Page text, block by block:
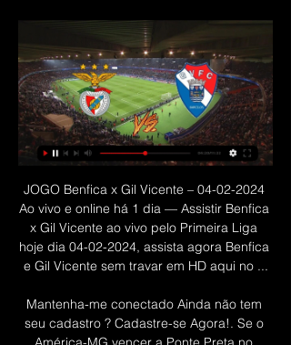
JOGO Benfica x Gil Vicente – 04-02-2024 Ao vivo e online há 1 dia — Assistir Benfica x Gil Vicente ao vivo pelo Primeira Liga hoje dia 04-02-2024, assista agora Benfica e Gil Vicente sem travar em HD aqui no ...

Mantenha-me conectado Ainda não tem seu cadastro ? Cadastre-se Agora!. Se o América-MG vencer a Ponte Preta no sábado, a equipe goiana cai para a quinta. Com Bragantino, Coritiba e Atlético-GO em campo, sexta feira agita o G4. Os três jogos desta sexta-feira colocam em prova alguns dos principais candidatos ao acesso.

FURNAS Centrais Elétricas é uma sociedade anônima de economia mista federal, de capital fechado e controlada pelas Centrais Elétricas Brasileiras S.A. – Eletrobras.

Os monitores, garçons, pessoal da limpeza e cozinha, são espetaculares. Só recebi elogios de todos os convidados. Comida sensacional, servida é vontade e a todo instante. Vocês estão de parabéns, obrigada à todos do Buffet Megauê São Caetano por tornar esse dia …

Caros Comandantes O Campeonato Brasileiro de Vela Rádio Controlada da Classe RG65 é a principal realização anual da categoria no Brasil. Como evento desportivo, e de alto nível, é promovido principalmente para proporcionar aos competidores a oportunidade de por a prova suas habilidades técnicas, tanto timoneiras como construtiva, e assim.

Benfica x Gil Vicente: onde assistir o jogo do Benfica hoje (04) há 2 horas — Acompanhe o placar do jogo aqui: ainda não começou. Quando: 4 de fevereiro de 2024. Local: Estádio da Luz Onde assistir ao vivo: ESPN2 e Star+.

Benfica vs Gil Vicente em direto e online, veja onde assistir 26/08/2023 — Técnico: Roger Schmidt. CLASSIFICAÇÃO LIGA PORTUGAL AO VIVO: VEJA MAIS CONTEÚDO. Compartilhe: ...

Vitória Setúbal 1, Rio Ave 1. Vasco Fernandes (Vitória Setúbal) finalização com o pé esquerdo de muito perto no lado direito do gol após escanteio. 53' Finalização defendida em direção ao centro do gol. Vasco Fernandes (Vitória Setúbal) finalização do lado direito da pequena área.

Vasco da Gama: CASA :. Transmissão Ao Vivo pela TV: Premiere. Kelvin vai para Natal com delegação Vascaína e vira opção para Cristóvão 08/02/2017 as 00:00 . Depois de vencer o Resende pelo Campeonato Carioca, no domingo, o Vasco tem suas atenções voltadas para a Copa do Brasil, para o mata - mata da primeira fase.

assistir Benfica x Gil Vicente ao vivo agora 13 novembro 13/11/2022 — Exclusivo online e limitado à disponibilidade de lugares. Os detentores do Bilhete Família deverão entrar no recinto em simultâneo. Bilhete ...

Clube de Regatas Flamengo.. uma equipe muito qualificada que conquistou o bicampeonato carioca na categoria Sub-17 e chegou à semifinal da Copa do Brasil em 2017.. Já o Ji-Paraná é o mais popular clube de Rondônia e já disputou alguns amistosos de preparação para a …

Posts sobre Campeonato Paulista escritos por Saudade, querida mãezinha! O meu mais ardente beijo e o mais forte abraço, e a minha gratidão, ao lhe dizer com amor: Que 'mãe guerreira e maravilhosa que foi a senhora!

GIL VICENTE X BENFICA ( EM DIRETO ) LIGA - YouTube YouTube YouTube 3:06:59 YouTube AUTOGOLO TV 26/08/2023 26/08/2023

Em São Januário, o Vasco da Gama recebe o Resende, às 22h. No primeiro jogo, empate por 0 a 0. O SporTV2 transmite a partida com a narração de Luiz Carlos Jr., comentários de Roger Flores e reportagens de Marcos Carvalho e Bruna Gosling. O Santos busca sua vaga contra o Mixto, na Vila Belmiro, às 22h, após ter empatado por 0 a 0.

Ao longo de cerca de quarenta anos, devo ter estado em mais de 300 campos por esse país fora a acompanhar o grande SC Beira-Mar. Tenho memórias de deslocações desde os meus primeiros anos.

Eslovénia Taxa de alfabetização. Eslovénia > População. Taxa de alfabetização: definition: NA população total: 99,7% homens: 99,7% mulheres: 99,7% (2015 est.) Definição: Esta entrada inclui uma definição de porcentagens de alfabetização e do Bureau do Censo para população total , machos e fêmeas .

Brasil massacra Porto Rico e leva o bronze na Copa América de basquete. 29 Set 2019 - 22h01 Atualizado 29 Set 2019 - 23h19. Crédito: Divulgação/FIBA. Fez bonito! A seleção brasileira venceu a equipe porto-riquenha por 95 a 66 na decisão pelo terceiro lugar da Copa América de Basquete Feminino.

AGRUPAMENTO DE ESCOLAS DE VALADARES Escola Sede: E. B. 2/3 de Valadares Rua da Boa Nova, 190 4405-535 VNG Nome da Escola : Agrupamento de Escolas de Valadares, Vila Nova de Gaia Nº Escola : 152456 Data . Leia mais

Tentaremos fornecer uma transmissão o mais fiel e detalhada possível. No entanto, os horários de transmissão estão sujeitos a ser modificados a qualquer altura. Se faltar informação ou esta estiver incorrecta, por favor diga-nos.. Estatísticas do Jogo Cuiabá - Criciúma.

Academias de Ginastica Ritmica em Rio de Janeiro, RJ. Encontre endereço, telefone, fotos, opiniões e compre acesso diário ou ilimitado para estas academias!

O projeto, com execução imediata e previsão de entrada em operação em dois anos, é uma iniciativa inédita no Brasil e representa um importante salto de qualidade na gestão dos sistemas de transmissão e geração de energia, inclusive em termos do conceito das redes inteligentes.

Placar final, resultado detalhado da partida e estatísticas do Desportivo Chaves - CS Maritimo Primeira Liga Futebol jogo no 2 de fevereiro de 2019 em 15:30.

Chaves x Benfica, prognóstico, analise completa e sugestões de apostas para este jogo da Liga NOS – 1º Liga Portuguesa. Consulte a nossa previsão e tips gratuitas para este jogo. LIGA NOS • CHAVES X BENFICA • ANTEVISÃO. O Benfica desloca-se ao Estádio Municipal de Chaves num jogo que promete ser um grande desafio para os encarnados.

RBD, la familia é um sitcom de treze episódios que apresenta, de forma fictícia, a vida dos integrantes do grupo musical RBD. O programa foi ao ar pela primeira vez em 14 de março de 2007 e era exibida no canal da TV paga Sky, [34] do México, e foi exibida em TV aberta, através do Canal 5 - pertencente a Televisa, produtora da novela.

No primeiro tempo, Santos e Flamengo não conseguiram repetir o ótimo duelo que aconteceu na semana passada, na Vila Belmiro, pela Copa do Brasil. Com pouca inspiração, as duas equipes fizeram uma primeira etapa bastante truncada no Pacaembu. Porém, o Rubro-Negro conseguiu ser superior ao Peixe.

Para evitar um novo fiasco na temporada, o sub-20 do Santos volta a campo neste sábado (07), contra o Taboão da Serra, às 15h, no CT Rei Pelé, pela última rodada da primeira fase do Campeonato Paulista. Além de ser obrigado a vencer, o Peixe torce por tropeços de dois adversários para avançar à …

assistir SL Benfica x Gil Vicente ao vivo hoje - quanshotit há 9 horas — assistir SL Benfica x Gil Vicente ao vivo hoje Benfica vs Gil Vicente em DIRETO - FUTEMAX 04.02.2024 Transmissão há 11 horas — Assistir ...

Benfica vs Gil Vicente ao vivo 04.02.2024 há 8 horas — Principais vantagens de assistir a jogos em azscore.com.br · Gil Vicente - Benfica (26 Ago 2023) Estádio Cidade de Barcelos 2:3 Liga Portugal ...

Tags: Assistir Ponte Preta x Vila Nova ao vivo em HD,Ponte Preta x Vila Nova online,Campeonato Brasileiro Série B Ponte Preta x Vila Nova agora ao vivo,jogo do Ponte Preta x Vila Nova …

Rio de Janeiro, RJ, 24 (AFI) – Que o Campeonato Carioca é uma bagunça todos já sabem. Contudo, um de seus filiados pode justificar este rótulo de maneira categórica. Isso porque o Nova Iguaçu denunciou o Barra Mansa por ter escalado dois jogadores irregulares. O clube pode perder até 22

‘PFC’ transmite partida entre ‘Corinthians x Atlético Sorocaba’ pelo Campeonato Paulista ao vivo,. em O MUNDO DA TV e marcado como ao vivo Mogi Mirim x São Paulo 21/04/2013, assistir ao vivo Mogi Mirim x São Paulo 21/04/2013,. transmissao ao vivo Mogi Mirim x São Paulo.

Os investidores privados que assumirem Guarulhos (São Paulo), Brasília e Viracopos (Campinas) terão que aplicar R$19,661 bilhões nos três aeroportos ao longo da concessão. Além disso, terão que pagar à União uma outorga (lance mínimo do leilão) de R$2,888 bilhões, somando os três terminais.

São Bernardo do Campo, SP, 20 (AFI) - O São Caetano continua sobrando na Copa Paulista. Na tarde deste sábado, o Azulão fez mais uma vítima ao vencer o EC São Bernardo, por 2 a 1, no Estádio 1º de Maio, pela quinta rodada do Grupo 4.

Onde assistir ao vivo a Porto x Gil Vicente, pelo ... Gil Vicente, neste sábado (17), às 16h30 (de Brasília), pela quinta rodada, enquanto tenta se manter próximo do líder Benfica em termos de pontuação. A ...

Benfica Raio-X Gil Vicente 20.ª jornada há 1 dia — Futebol. Raio-X do Benfica-Gil Vicente, desafio referente à 20.ª jornada da Liga Betclic.

Viver no Rj Consultoria Imobiliária é uma empresa sediada em Rio de Janeiro, Rio de Janeiro e região, Rio de Janeiro, atuando na área de Casa e Jardim, Imóveis, Corretores de Imóveis

[[Futebol<<]] Benfica e Gil Vicente ao vivo assistir tv 13 13/11/2022 — Assistir futebol online em direto pela internet de graça. Hoje. Onde dá a Bola? - OndeBola - Data/Canal TV jogos futebol. Benfica x Gil ...

Assistir Benfica x Gil Vicente ao vivo HD 04/02/2024 Grátis há 5 horas — Assistir Benfica x Gil Vicente ao vivo Campeonato Português. Só aqui no Futebol Play HD você não vai perder nenhum lance da partida entre ...

O Santos chegou ao seu limite,. O Corinthians vive uma crise conjugal com Fábio Carille, e daí em diante nada que possa incomodar um pouco mais. Portanto, torcedor do Flamengo pode sim comemorar, a dúvida é apenas em qual rodada o Flamengo já será oficialmente considerado o campeão! ** Este texto não reflete, necessariamente,.

Oliveirense e Ovarense nas 8 equipas que disputam a Taça de Portugal em Basquetebol. Arranca esta quinta-feira a Final 8 da Taça de Portugal masculina, na Portimão Arena, com dois jogos dos quartos-de-final. As equipas açoreanas do Lusitânia e do Terceira Basket jogam, às 18h, seguindo-se, às 20h30, o encontro entre Porto e Barreirense.

Embalado, o XV de Piracicaba reencontra o Atibaia no Estádio Municipal Barão d